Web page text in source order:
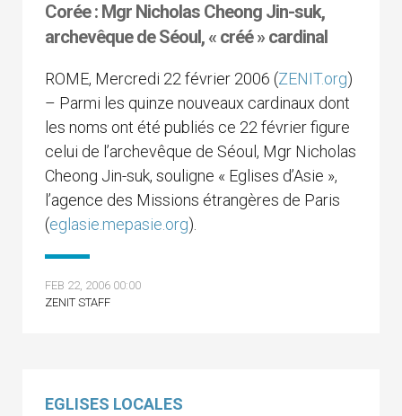
Corée : Mgr Nicholas Cheong Jin-suk,
archevêque de Séoul, « créé » cardinal
ROME, Mercredi 22 février 2006 (ZENIT.org)
– Parmi les quinze nouveaux cardinaux dont
les noms ont été publiés ce 22 février figure
celui de l’archevêque de Séoul, Mgr Nicholas
Cheong Jin-suk, souligne « Eglises d’Asie »,
l’agence des Missions étrangères de Paris
(eglasie.mepasie.org).
FEB 22, 2006 00:00
ZENIT STAFF
EGLISES LOCALES